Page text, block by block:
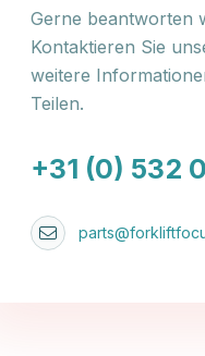
Gerne beantworten
Kontaktieren Sie
weitere
Teilen.
+31 (0) 532